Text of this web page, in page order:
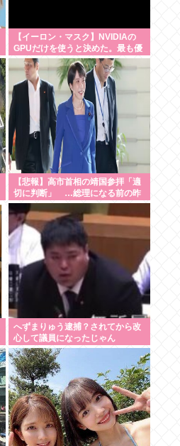
【イーロン・マスク】NVIDIAの
GPUだけを使うと決めた。最も優
れているからだ
【悲報】高市首相の靖国参拝「適
切に判断」 …総理になる前の昨
年は参拝
へずまりゅう逮捕？されてから改
心して議員になったじゃん